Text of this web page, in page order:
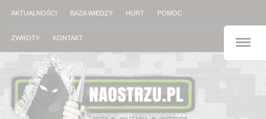
AKTUALNOŚCI BAZA WIEDZY HURT POMOC
ZWROTY KONTAKT